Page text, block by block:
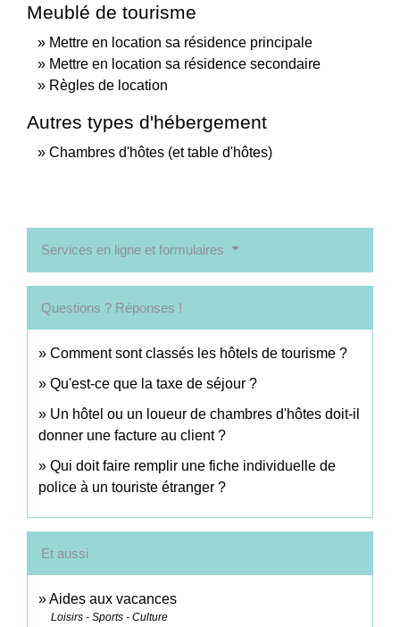
Meublé de tourisme
Mettre en location sa résidence principale
Mettre en location sa résidence secondaire
Règles de location
Autres types d'hébergement
Chambres d'hôtes (et table d'hôtes)
Services en ligne et formulaires
Questions ? Réponses !
Comment sont classés les hôtels de tourisme ?
Qu'est-ce que la taxe de séjour ?
Un hôtel ou un loueur de chambres d'hôtes doit-il
donner une facture au client ?
Qui doit faire remplir une fiche individuelle de
police à un touriste étranger ?
Et aussi
Aides aux vacances
Loisirs - Sports - Culture